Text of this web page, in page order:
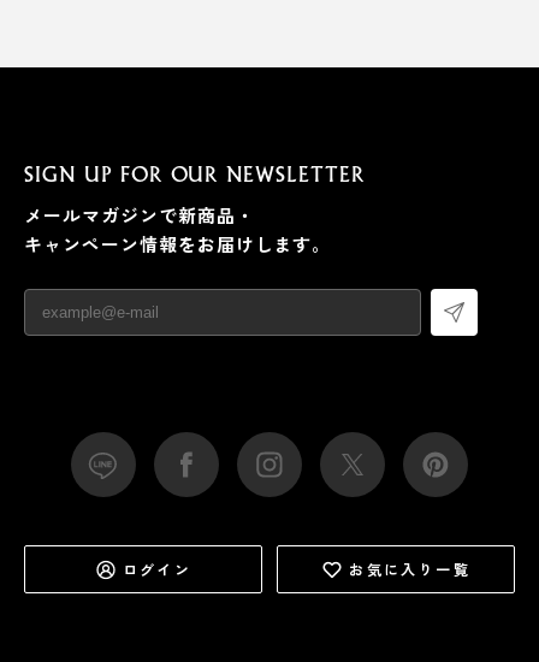
SIGN UP FOR OUR NEWSLETTER
メールマガジンで新商品・
キャンペーン情報をお届けします。
ログイン お気に入り一覧